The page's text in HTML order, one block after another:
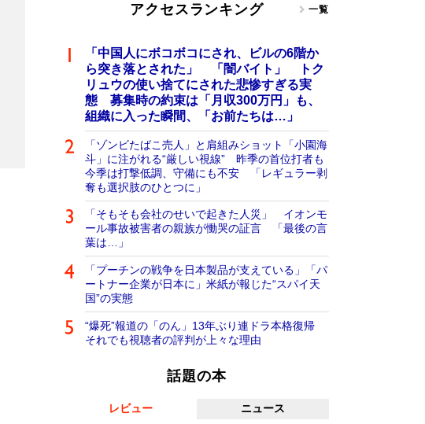
アクセスランキング 一覧
「中国人にボコボコにされ、ビルの6階か
ら突き落とされた」 「闇バイト」 トク
リュウの使い捨てにされた悲惨すぎる実
態 募集時の約束は「月収300万円」も、
組織に入った瞬間、「お前たちは…」
「ゾンビたばこ売人」と肩組みショット「小園海
斗」に注がれる“厳しい視線” 昨季の首位打者も
今季は打撃低調、守備にも不安 「レギュラー剥
奪も選択肢のひとつに」
「そもそも会社のせいで起きた人災」 イオンモ
ール事故被害者の親族が慟哭の証言 「最後の言
葉は…」
「プーチンの戦争を日本製品が支えている」「パ
ートナー企業が日本に」米紙が報じた“スパイ天
国”の実態
“爆死”報道の「のん」13年ぶり連ドラ本格復帰
それでも視聴者の評判が上々な理由
話題の本
レビュー ニュース